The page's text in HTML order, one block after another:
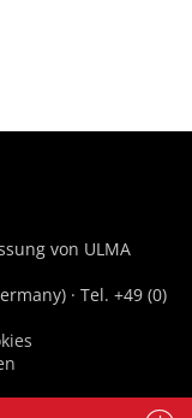
von ULMA
· Tel. +49 (0)